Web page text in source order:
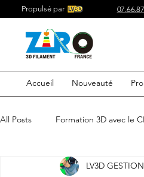
Propulsé par
Accueil Nouveauté
All Posts Formation 3D avec le
Acheter du Filament 3D pour
LV3D GESTION